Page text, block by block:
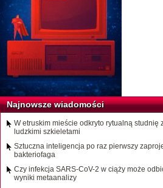
Najnowsze wiadomości
W etruskim mieście odkryto rytualną studnię
ludzkimi szkieletami
Sztuczna inteligencja po raz pierwszy
bakteriofaga
Czy infekcja SARS-CoV-2 w ciąży może
wyniki metaanalizy